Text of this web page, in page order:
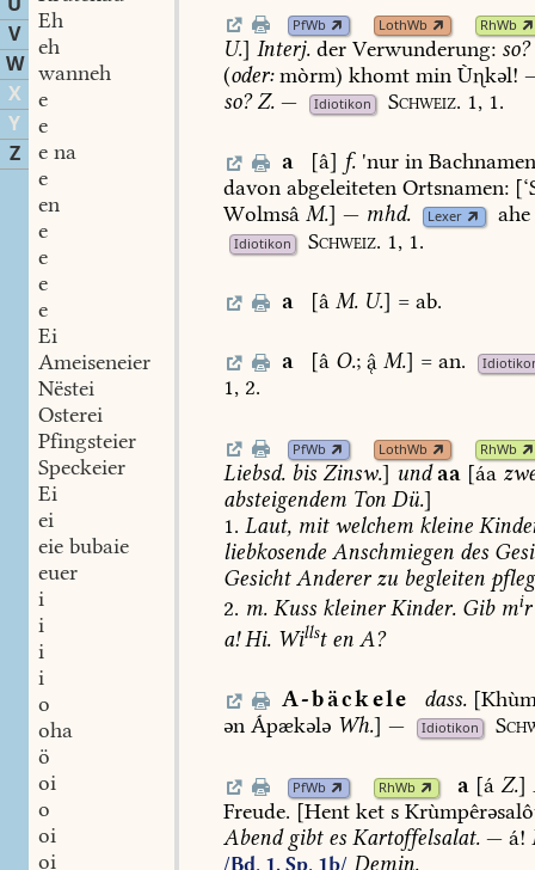
V
W
X
Y
Z
Eh
eh
wanneh
e
e
e na
e
en
e
e
e
e
Ei
Ameiseneier
Nëstei
Osterei
Pfingsteier
Speckeier
Ei
ei
eie bubaie
euer
i
i
i
i
o
oha
ö
oi
o
oi
oi
PfWb LothWb RhWb
U.] Interj. der Verwunderung: so?
(oder:mòrm) khomt min Ùkəl!
so? Z. — Idiotikon Schweiz. 1,1.
a [â] f. 'nurinBachnamen
davon abgeleiteten Ortsnamen:
Wolmsâ M.] — mhd. Lexer ahe
Idiotikon Schweiz. 1,1.
a [â M.U.] =ab.
a [â O.; M.] =an.
1, 2.
PfWb LothWb RhWb
Liebsd. bis Zinsw.] und aa [áa
absteigendem Ton Dü.]
1. Laut, mitwelchem kleine
liebkosende Anschmiegen des
GesichtAndererzu begleiten
2. m. Kuss kleinerKinder. Gibmir
a! Hi. Willsten A?
A-bäckele dass.
ən Ápækələ Wh.] — Idiotikon
PfWb RhWb a [á Z.]
Freude. [Hent ket s
Abendgibtes Kartoffelsalat. — á!
/Bd. 1, Sp. 1b/ Demin.